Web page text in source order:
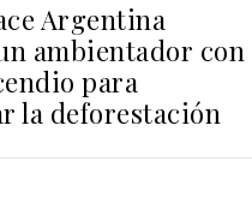
Argentina
ambientador con
para
la deforestación